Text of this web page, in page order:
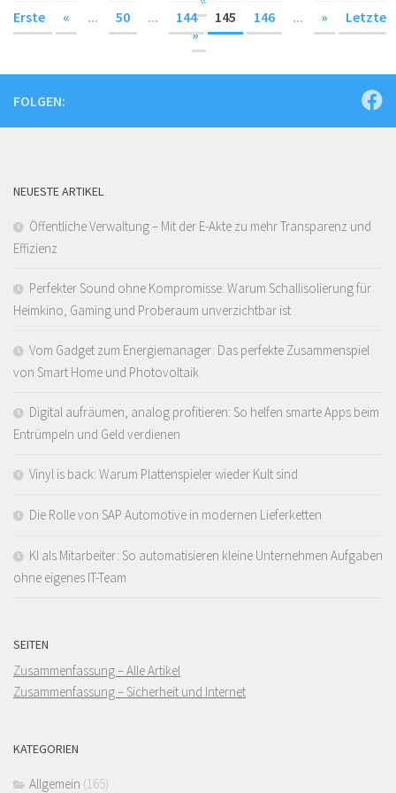
Erste
« ... 50 ... 144 145 146 ... »
Letzte
»
FOLGEN:
NEUESTE ARTIKEL
Öffentliche Verwaltung – Mit der E-Akte zu mehr Transparenz und
Effizienz
Perfekter Sound ohne Kompromisse: Warum Schallisolierung für
Heimkino, Gaming und Proberaum unverzichtbar ist
Vom Gadget zum Energiemanager: Das perfekte Zusammenspiel
von Smart Home und Photovoltaik
Digital aufräumen, analog profitieren: So helfen smarte Apps beim
Entrümpeln und Geld verdienen
Vinyl is back: Warum Plattenspieler wieder Kult sind
Die Rolle von SAP Automotive in modernen Lieferketten
KI als Mitarbeiter: So automatisieren kleine Unternehmen Aufgaben
ohne eigenes IT-Team
SEITEN
Zusammenfassung – Alle Artikel
Zusammenfassung – Sicherheit und Internet
KATEGORIEN
Allgemein (165)